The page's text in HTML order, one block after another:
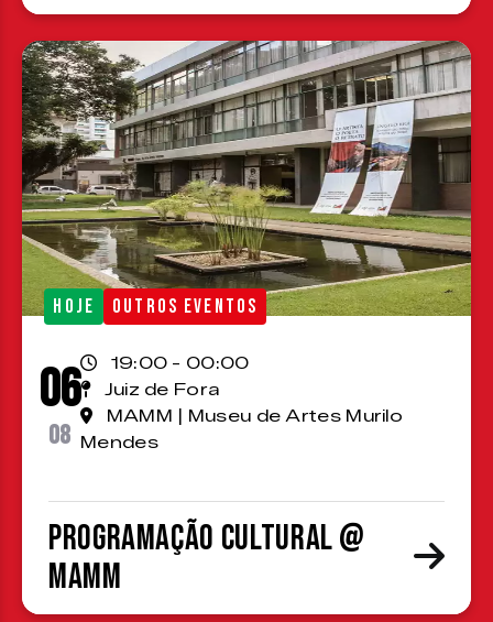
HOJE OUTROS EVENTOS
06
08
19:00 - 00:00
Juiz de Fora
MAMM | Museu de Artes Murilo
Mendes
Programação cultural @
MAMM